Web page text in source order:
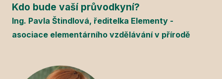
Kdo bude vaší průvodkyní?
Ing. Pavla Štindlová, ředitelka Elementy -
asociace elementárního vzdělávání v přírodě